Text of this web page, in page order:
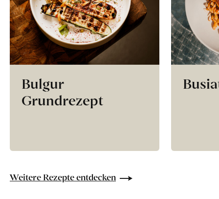
Bulgur
Grundrezept
Weitere Rezepte entdecken